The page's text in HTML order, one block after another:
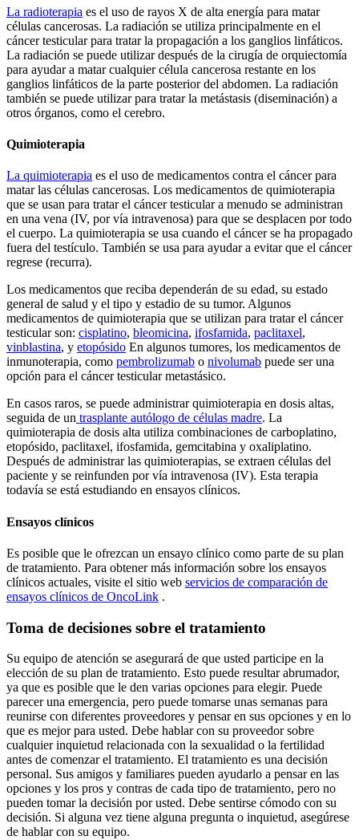
La radioterapia es el uso de rayos X de alta energía para matar
células cancerosas. La radiación se utiliza principalmente en el
cáncer testicular para tratar la propagación a los ganglios linfáticos.
La radiación se puede utilizar después de la cirugía de orquiectomía
para ayudar a matar cualquier célula cancerosa restante en los
ganglios linfáticos de la parte posterior del abdomen. La radiación
también se puede utilizar para tratar la metástasis (diseminación) a
otros órganos, como el cerebro.
Quimioterapia
La quimioterapia es el uso de medicamentos contra el cáncer para
matar las células cancerosas. Los medicamentos de quimioterapia
que se usan para tratar el cáncer testicular a menudo se administran
en una vena (IV, por vía intravenosa) para que se desplacen por todo
el cuerpo. La quimioterapia se usa cuando el cáncer se ha propagado
fuera del testículo. También se usa para ayudar a evitar que el cáncer
regrese (recurra).
Los medicamentos que reciba dependerán de su edad, su estado
general de salud y el tipo y estadio de su tumor. Algunos
medicamentos de quimioterapia que se utilizan para tratar el cáncer
testicular son: cisplatino, bleomicina, ifosfamida, paclitaxel,
vinblastina, y etopósido En algunos tumores, los medicamentos de
inmunoterapia, como pembrolizumab o nivolumab puede ser una
opción para el cáncer testicular metastásico.
En casos raros, se puede administrar quimioterapia en dosis altas,
seguida de un trasplante autólogo de células madre. La
quimioterapia de dosis alta utiliza combinaciones de carboplatino,
etopósido, paclitaxel, ifosfamida, gemcitabina y oxaliplatino.
Después de administrar las quimioterapias, se extraen células del
paciente y se reinfunden por vía intravenosa (IV). Esta terapia
todavía se está estudiando en ensayos clínicos.
Ensayos clínicos
Es posible que le ofrezcan un ensayo clínico como parte de su plan
de tratamiento. Para obtener más información sobre los ensayos
clínicos actuales, visite el sitio web servicios de comparación de
ensayos clínicos de OncoLink .
Toma de decisiones sobre el tratamiento
Su equipo de atención se asegurará de que usted participe en la
elección de su plan de tratamiento. Esto puede resultar abrumador,
ya que es posible que le den varias opciones para elegir. Puede
parecer una emergencia, pero puede tomarse unas semanas para
reunirse con diferentes proveedores y pensar en sus opciones y en lo
que es mejor para usted. Debe hablar con su proveedor sobre
cualquier inquietud relacionada con la sexualidad o la fertilidad
antes de comenzar el tratamiento. El tratamiento es una decisión
personal. Sus amigos y familiares pueden ayudarlo a pensar en las
opciones y los pros y contras de cada tipo de tratamiento, pero no
pueden tomar la decisión por usted. Debe sentirse cómodo con su
decisión. Si alguna vez tiene alguna pregunta o inquietud, asegúrese
de hablar con su equipo.